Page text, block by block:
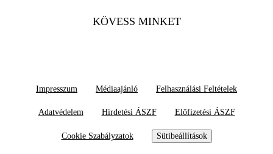
KÖVESS MINKET
Impresszum Médiaajánló Felhasználási Feltételek
Adatvédelem Hirdetési ÁSZF Előfizetési ÁSZF
Cookie Szabályzatok Sütibeállítások